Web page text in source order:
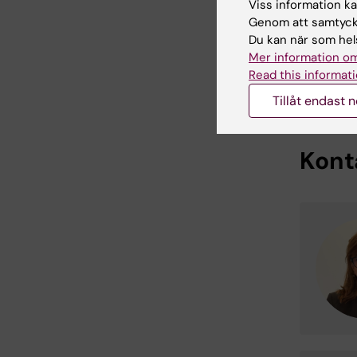
Viss information
Genom att
Du kan när som
Mer information
Read this
Tillåt endast